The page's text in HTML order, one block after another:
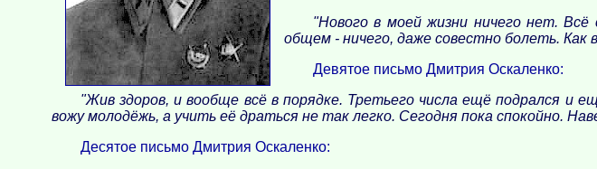
"Нового в моей жизни ничего нет.
общем - ничего, даже совестно болеть. Как
Девятое письмо Дмитрия Оскаленко:
"Жив здоров, и вообще всё в порядке. Третьего числа ещё подрался и
вожу молодёжь, а учить её драться не так легко. Сегодня пока спокойно.
Десятое письмо Дмитрия Оскаленко: